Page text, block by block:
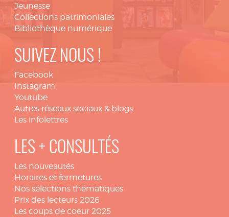
Jeunesse
Collections patrimoniales
Bibliothèque numérique
SUIVEZ NOUS !
Facebook
Instagram
Youtube
Autres réseaux sociaux & blogs
Les infolettres
LES + CONSULTÉS
Les nouveautés
Horaires et fermetures
Nos sélections thématiques
Prix des lecteurs 2026
Les coups de coeur 2025